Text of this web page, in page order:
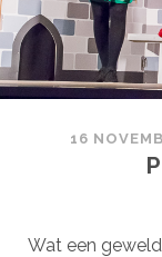
16
Wat een